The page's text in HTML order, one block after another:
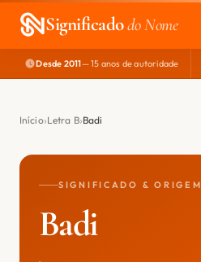
Significadodo Nome
EXPLORAR
NOME PERFEITO
Desde 2011— 15 anos de autoridade
Início Letra B Badi
SIGNIFICADO & ORIGEM
Badi